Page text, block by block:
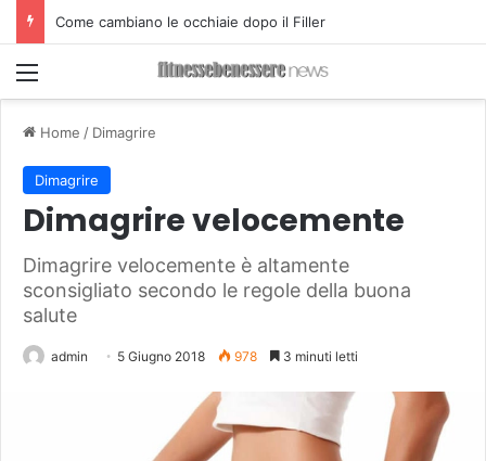
Come cambiano le occhiaie dopo il Filler
Menu
Home / Dimagrire
Dimagrire
Dimagrire velocemente
Dimagrire velocemente è altamente
sconsigliato secondo le regole della buona
salute
admin 5 Giugno 2018 978 3 minuti letti